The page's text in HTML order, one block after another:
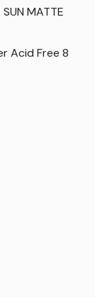
SUN MATTE
Acid Free 8